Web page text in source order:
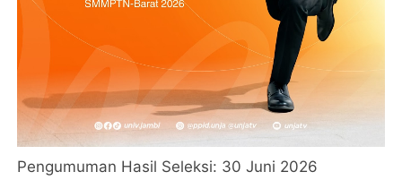
Pengumuman Hasil Seleksi: 30 Juni 2026